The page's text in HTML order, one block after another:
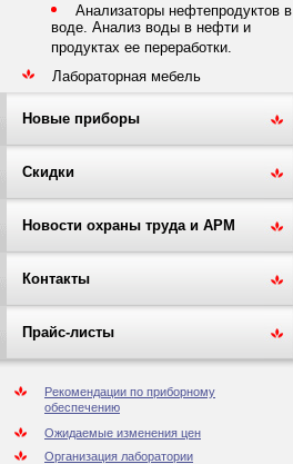
Анализаторы нефтепродуктов в
воде. Анализ воды в нефти и
продуктах ее переработки.
Лабораторная мебель
Новые приборы
Скидки
Новости охраны труда и АРМ
Контакты
Прайс-листы
Рекомендации по приборному
обеспечению
Ожидаемые изменения цен
Организация лаборатории